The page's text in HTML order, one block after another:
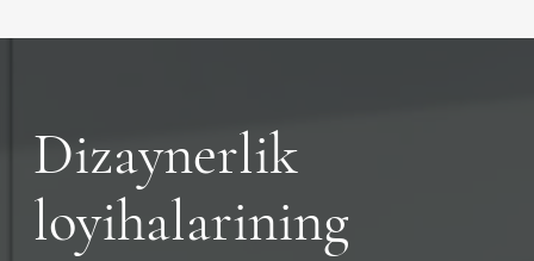
Dizaynerlik
loyihalarining